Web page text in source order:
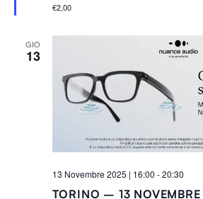
a
i
€2,00
GIO
13
TORINO – 13 NOVEMBRE
13 Novembre 2025 | 16:00 -20:30